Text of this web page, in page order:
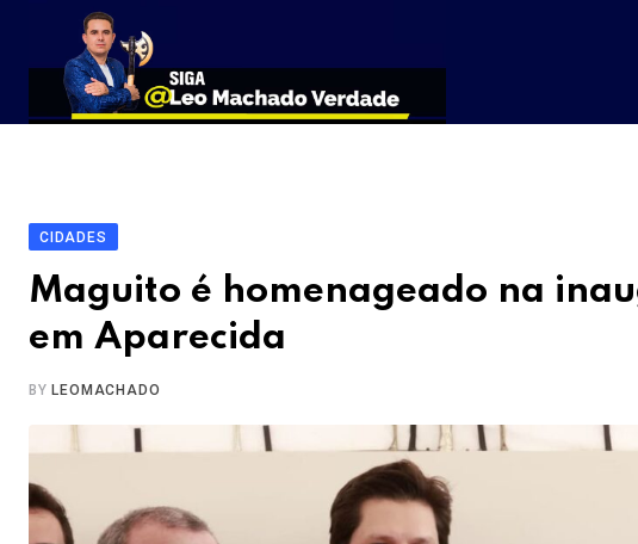
CIDADES
Maguito é homenageado na
em Aparecida
BY LEOMACHADO